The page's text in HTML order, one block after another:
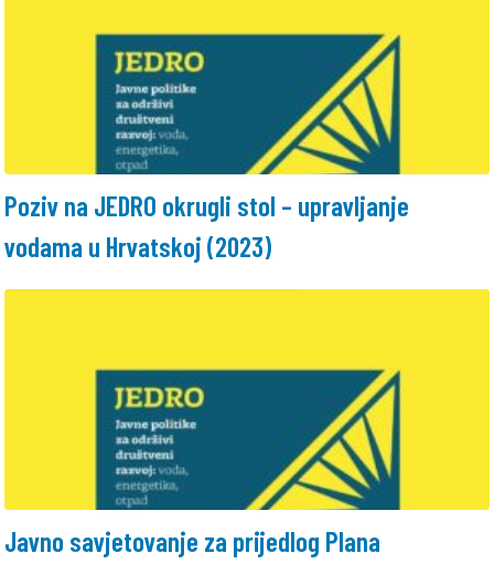
Poziv na JEDRO okrugli stol – upravljanje
vodama u Hrvatskoj (2023)
Javno savjetovanje za prijedlog Plana